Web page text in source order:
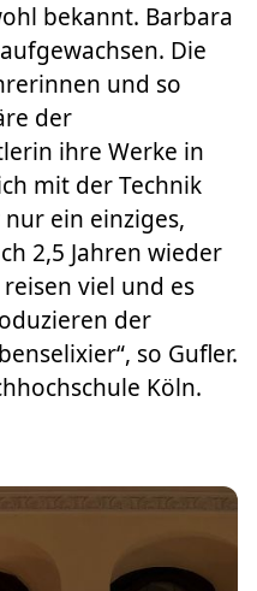
bekannt. Barbara
Die
und so
der
ihre Werke in
mit der Technik
ein einziges,
2,5 Jahren wieder
viel und es
der
so Gufler.
Köln.